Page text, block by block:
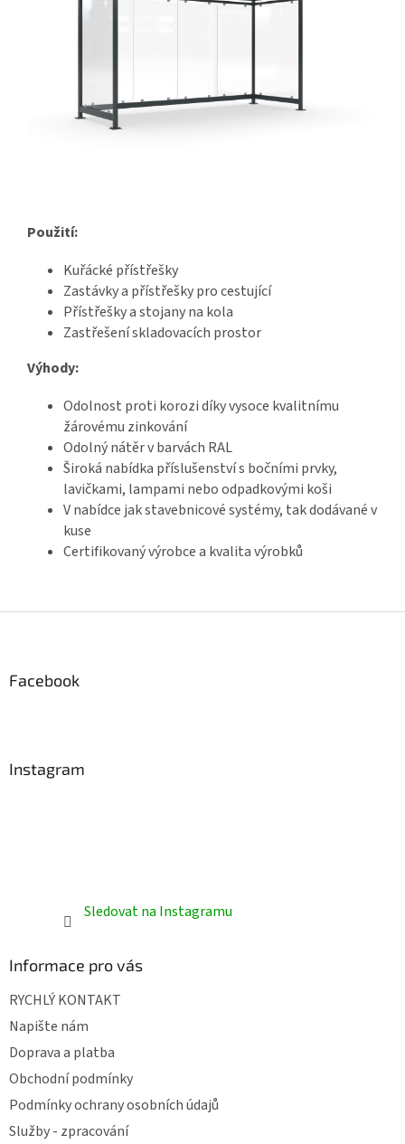
Použití:
Kuřácké přístřešky
Zastávky a přístřešky pro cestující
Přístřešky a stojany na kola
Zastřešení skladovacích prostor
Výhody:
Odolnost proti korozi díky vysoce kvalitnímu
žárovému zinkování
Odolný nátěr v barvách RAL
Široká nabídka příslušenství s bočními prvky,
lavičkami, lampami nebo odpadkovými koši
V nabídce jak stavebnicové systémy, tak dodávané v
kuse
Certifikovaný výrobce a kvalita výrobků
Facebook
Instagram
Sledovat na Instagramu
Informace pro vás
RYCHLÝ KONTAKT
Napište nám
Doprava a platba
Obchodní podmínky
Podmínky ochrany osobních údajů
Služby - zpracování